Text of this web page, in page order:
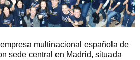
multinacional española de
sede central en Madrid, situada